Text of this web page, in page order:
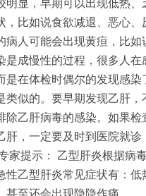
明显，早期可以出现低热
，比如说食欲减退、恶心
病人可能会出现黄疸，比
是成慢性的过程，很多人
是在体检时偶尔的发现感
类似的。要早期发现乙肝
除乙肝病毒的感染。如果
肝，一定要及时到医院就
家提示： 乙型肝炎根据病
性乙型肝炎常见症状有：
至还会出现隐隐作痛。